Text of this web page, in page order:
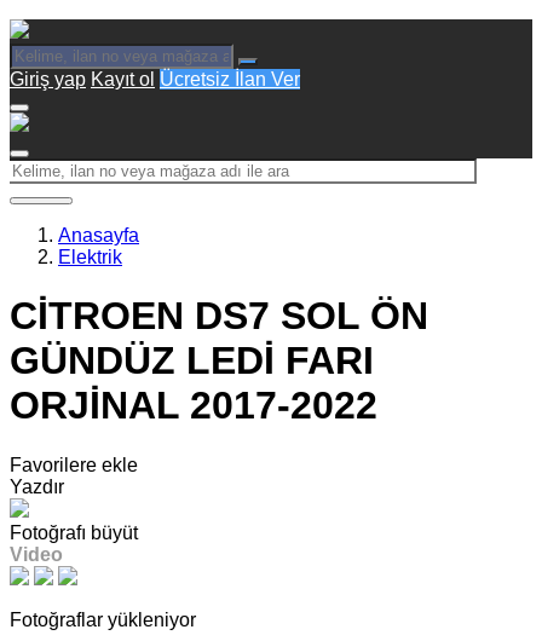
Giriş yap Kayıt ol Ücretsiz İlan Ver
Anasayfa
Elektrik
CİTROEN DS7 SOL ÖN
GÜNDÜZ LEDİ FARI
ORJİNAL 2017-2022
Favorilere ekle
Yazdır
Fotoğrafı büyüt
Video
Fotoğraflar yükleniyor